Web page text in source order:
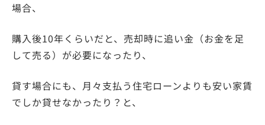
場合、
購入後10年くらいだと、売却時に追い金（お金を足
して売る）が必要になったり、
貸す場合にも、月々支払う住宅ローンよりも安い家賃
でしか貸せなかったり？と、